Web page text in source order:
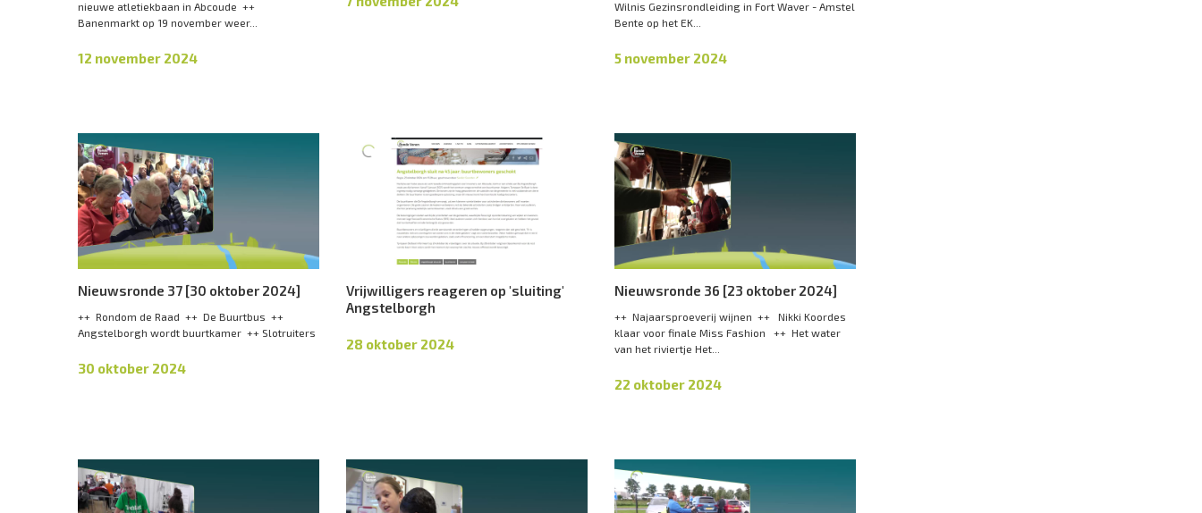
nieuwe atletiekbaan in Abcoude ++
Banenmarkt op 19 november weer...
12 november 2024
Wilnis Gezinsrondleiding in Fort Waver - Amstel
Bente op het EK...
5 november 2024
Nieuwsronde 37 [30 oktober 2024]
++ Rondom de Raad ++ De Buurtbus ++
Angstelborgh wordt buurtkamer ++ Slotruiters
30 oktober 2024
Vrijwilligers reageren op 'sluiting'
Angstelborgh
28 oktober 2024
Nieuwsronde 36 [23 oktober 2024]
++ Najaarsproeverij wijnen ++ Nikki Koordes
klaar voor finale Miss Fashion ++ Het water
van het riviertje Het...
22 oktober 2024